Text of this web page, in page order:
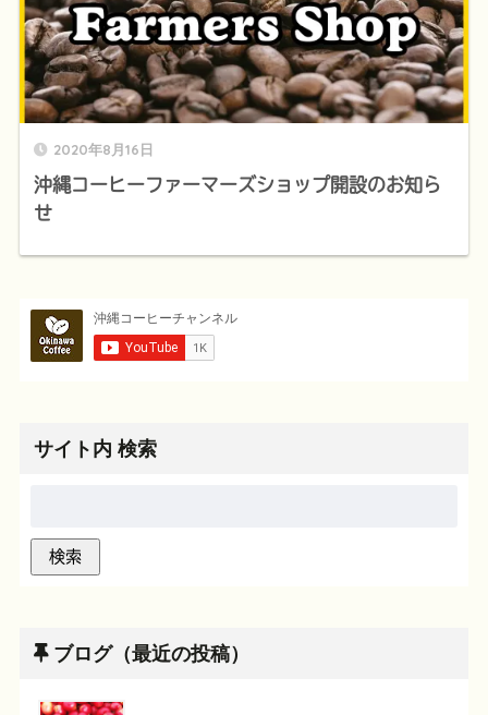
2020年8月16日
沖縄コーヒーファーマーズショップ開設のお知ら
せ
サイト内 検索
ブログ（最近の投稿）